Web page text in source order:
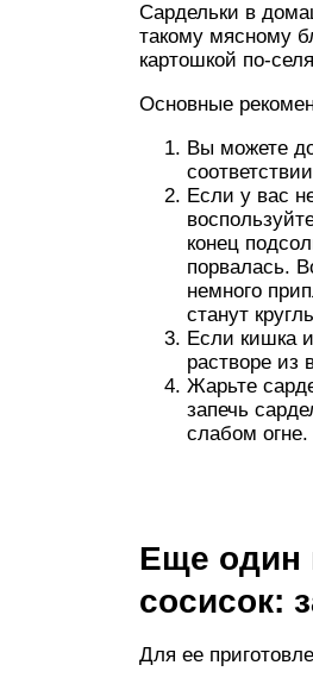
Сардельки в
такому мясному
картошкой по-
Основные
Вы можете
Если у вас
конец
порвалась.
немного
станут
Если кишка
растворе из
Жарьте
запечь
слабом
Еще один
сосисок:
Для ее